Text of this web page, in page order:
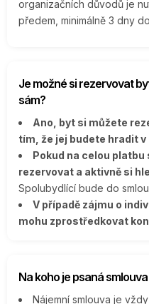
organizačních důvodů je
předem, minimálně 3 dny
Je možné si rezervovat
sám?
Ano, byt si můžete
tím, že jej budete hradit v
Pokud na celou
rezervovat a aktivně si
Spolubydlící bude do
V případě zájmu o
mohu zprostředkovat
Na koho je psaná
Nájemní smlouva je